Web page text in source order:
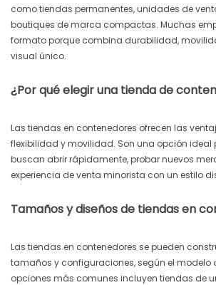
como tiendas permanentes, unidades de
boutiques de marca compactas. Muchas
formato porque combina durabilidad,
visual único.
¿Por qué elegir una tienda de
Las tiendas en contenedores ofrecen las
flexibilidad y movilidad. Son una opción ideal
buscan abrir rápidamente, probar nuevos
experiencia de venta minorista con un estilo
Tamaños y diseños de tiendas en
Las tiendas en contenedores se pueden
tamaños y configuraciones, según el modelo
opciones más comunes incluyen tiendas de